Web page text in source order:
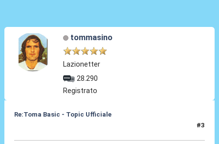
tommasino
Lazionetter
28.290
Registrato
Re:Toma Basic - Topic Ufficiale
#3